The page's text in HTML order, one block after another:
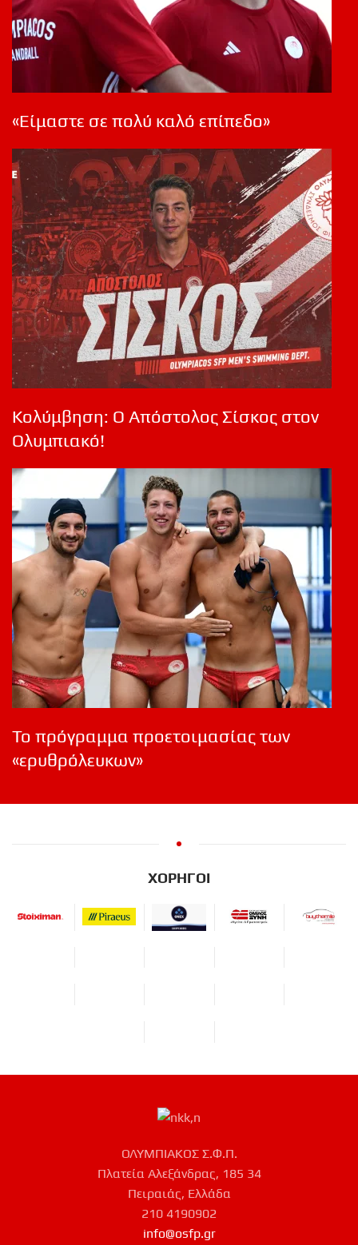
«Είμαστε σε πολύ καλό επίπεδο»
Κολύμβηση: Ο Απόστολος Σίσκος στον
Ολυμπιακό!
Το πρόγραμμα προετοιμασίας των
«ερυθρόλευκων»
ΧΟΡΗΓΟΙ
ΟΛΥΜΠΙΑΚΟΣ Σ.Φ.Π.
Πλατεία Αλεξάνδρας, 185 34
Πειραιάς, Ελλάδα
210 4190902
info@osfp.gr